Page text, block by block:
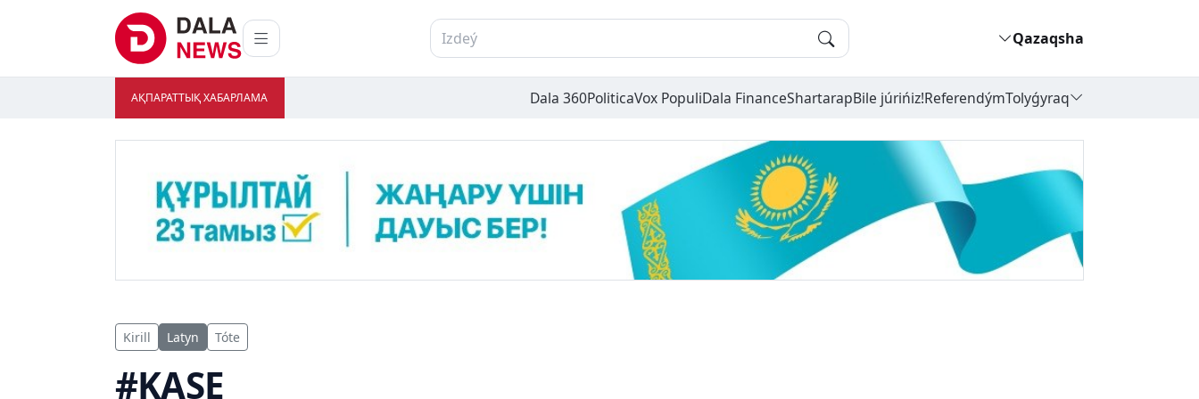
Qazaqsha
АҚПАРАТТЫҚ ХАБАРЛАМА Dala 360PoliticaVox PopuliDala FinanceShartarapBile júrińiz!ReferendýmTolyǵyraq
Kirill Latyn Tóte
#KASE